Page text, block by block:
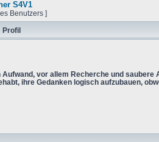
S4V1
Benutzers ]
Profil
vor allem Recherche und saubere
ihre Gedanken logisch aufzubauen,